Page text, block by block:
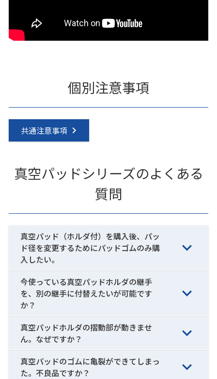
個別注意事項
共通注意事項
真空パッドシリーズのよくある
質問
真空パッド（ホルダ付）を購入後、パッ
ド径を変更するためにパッドゴムのみ購
入したい。
今使っている真空パッドホルダの継手
を、別の継手に付替えたいが可能です
か？
真空パッドホルダの摺動部が動きませ
ん。なぜですか？
真空パッドのゴムに亀裂ができてしまっ
た。不良品ですか？